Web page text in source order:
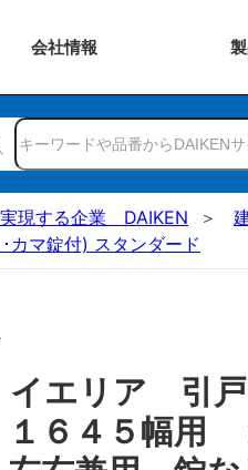
会社情報
実現する企業 DAIKEN
カマ錠付) スタンダード
イエリア 引
６４５幅用